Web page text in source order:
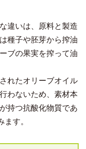
違いは、原料と製造
種子や胚芽から搾油
ブの果実を搾って油
れたオリーブオイル
わないため、素材本
持つ抗酸化物質であ
す。